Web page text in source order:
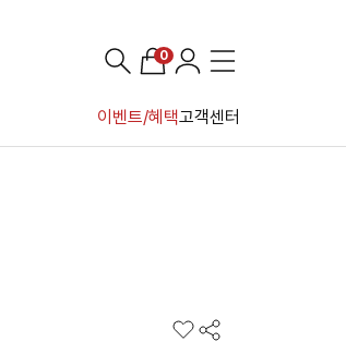
이벤트/혜택고객센터
0